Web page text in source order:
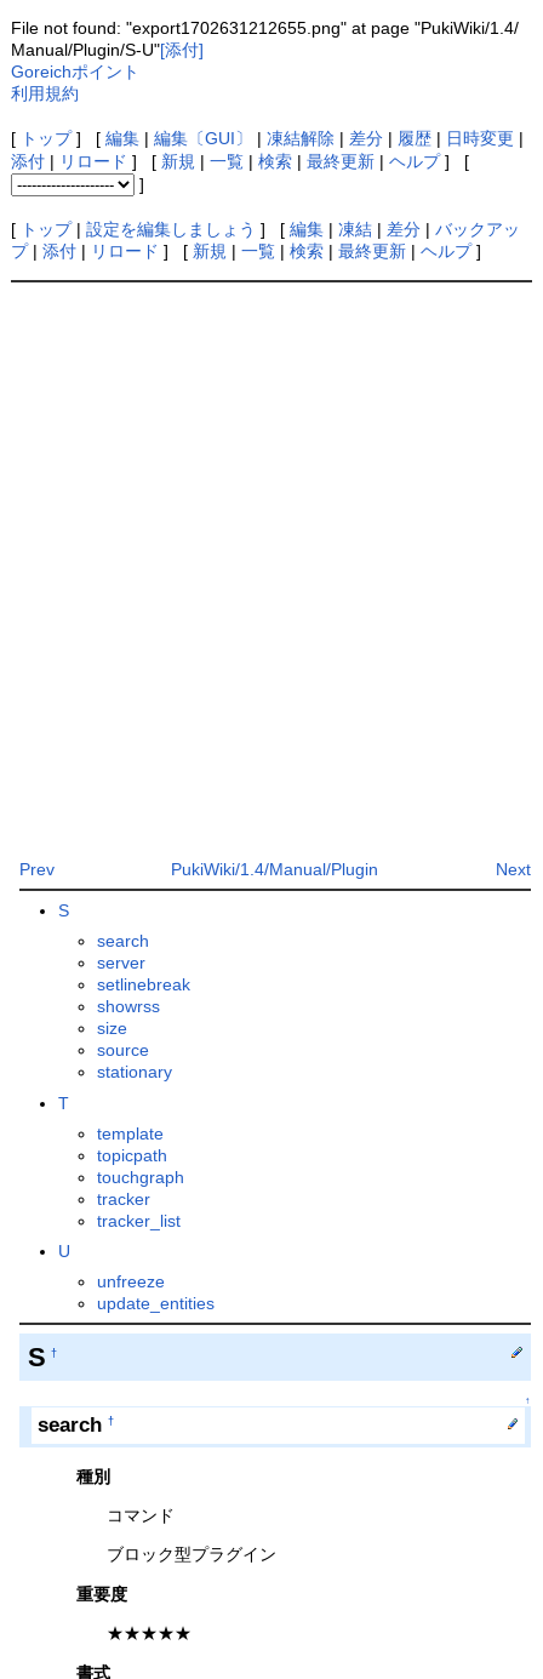
File not found: "export1702631212655.png" at page "PukiWiki/1.4/
Manual/Plugin/S-U"[添付]
Goreichポイント
利用規約
[ トップ] [ 編集| 編集〔GUI〕 | 凍結解除 | 差分| 履歴| 日時変更 |
添付| リロード ] [ 新規 | 一覧| 検索| 最終更新| ヘルプ] [
]
[ トップ| 設定を編集しましょう ] [ 編集| 凍結| 差分| バックアッ
プ| 添付| リロード ] [ 新規 | 一覧| 検索| 最終更新| ヘルプ]
Prev Next
PukiWiki/1.4/Manual/Plugin
S
search
server
setlinebreak
showrss
size
source
stationary
T
template
topicpath
touchgraph
tracker
tracker_list
U
unfreeze
update_entities
S †
↑
search †
種別
コマンド
ブロック型プラグイン
重要度
★★★★★
書式